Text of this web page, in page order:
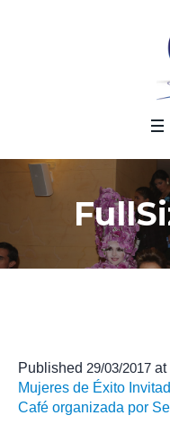
Published 29/03/2017 at
Mujeres de Éxito
Café organizada por